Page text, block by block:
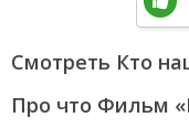
Смотреть Кто
Про что Фильм